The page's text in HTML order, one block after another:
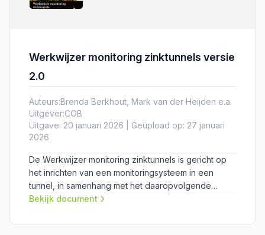
Werkwijzer monitoring zinktunnels versie
2.0
Auteurs:Brenda Berkhout, Mark van der Heijden e.a.
Uitgever:COB
Uitgave: 20 januari 2026 | Geüpload op: 27 januari
2026
De Werkwijzer monitoring zinktunnels is gericht op
het inrichten van een monitoringsysteem in een
tunnel, in samenhang met het daaropvolgende
proces van data-analyse, data-interpretatie, het
en het voorspellen van toekomstig gedrag. De
Bekijk document